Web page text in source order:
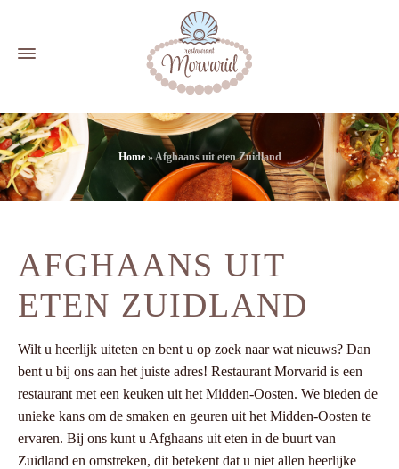
Home»Afghaans uit eten Zuidland
AFGHAANS UIT
ETEN ZUIDLAND
Wilt u heerlijk uiteten en bent u op zoek naar wat nieuws? Dan
bent u bij ons aan het juiste adres! Restaurant Morvarid is een
restaurant met een keuken uit het Midden-Oosten. We bieden de
unieke kans om de smaken en geuren uit het Midden-Oosten te
ervaren. Bij ons kunt u Afghaans uit eten in de buurt van
Zuidland en omstreken, dit betekent dat u niet allen heerlijke